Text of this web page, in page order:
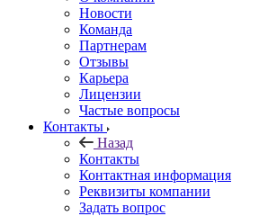
Новости
Команда
Партнерам
Отзывы
Карьера
Лицензии
Частые вопросы
Контакты
Назад
Контакты
Контактная информация
Реквизиты компании
Задать вопрос